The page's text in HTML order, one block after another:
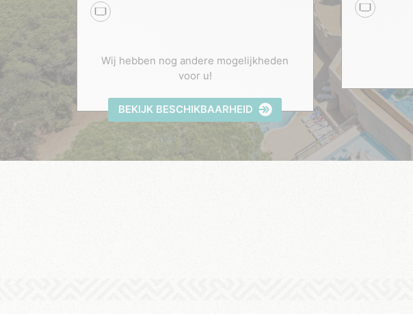
BEKIJK BESCHIKBAARHEID
Wij hebben nog andere mogelijkheden
voor u!